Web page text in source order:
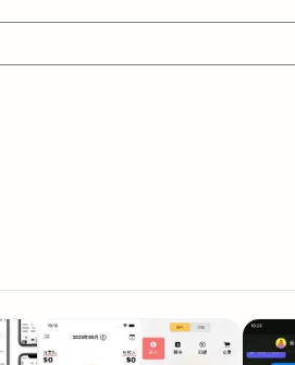
我介紹 設計建模渲染
案短 影片製作 長篇文案 設計